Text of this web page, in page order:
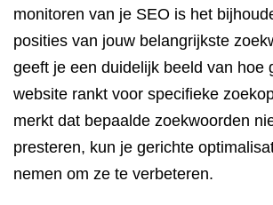
monitoren van je SEO is het
posities van jouw belangrijkste
geeft je een duidelijk beeld van hoe
website rankt voor specifieke
merkt dat bepaalde zoekwoorden
presteren, kun je gerichte
nemen om ze te verbeteren.